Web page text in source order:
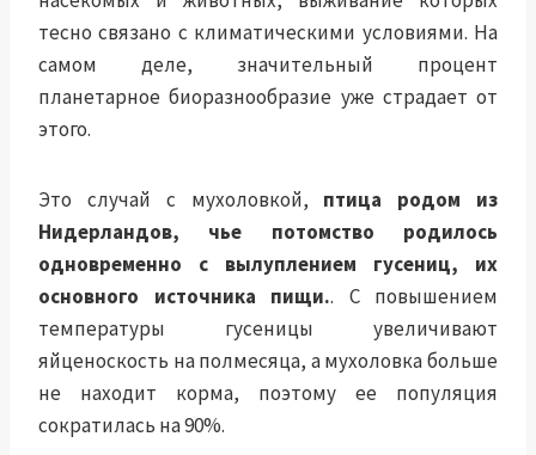
тесно связано с климатическими условиями. На
самом деле, значительный процент
планетарное биоразнообразие уже страдает от
этого.
Это случай с мухоловкой, птица родом из
Нидерландов, чье потомство родилось
одновременно с вылуплением гусениц, их
основного источника пищи.. С повышением
температуры гусеницы увеличивают
яйценоскость на полмесяца, а мухоловка больше
не находит корма, поэтому ее популяция
сократилась на 90%.